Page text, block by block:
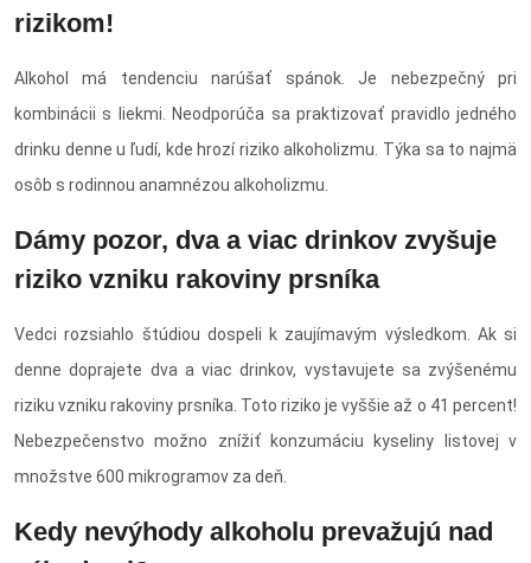
rizikom!
Alkohol má tendenciu narúšať spánok. Je nebezpečný pri
kombinácii s liekmi. Neodporúča sa praktizovať pravidlo jedného
drinku denne u ľudí, kde hrozí riziko alkoholizmu. Týka sa to najmä
osôb s rodinnou anamnézou alkoholizmu.
Dámy pozor, dva a viac drinkov zvyšuje
riziko vzniku rakoviny prsníka
Vedci rozsiahlo štúdiou dospeli k zaujímavým výsledkom. Ak si
denne doprajete dva a viac drinkov, vystavujete sa zvýšenému
riziku vzniku rakoviny prsníka. Toto riziko je vyššie až o 41 percent!
Nebezpečenstvo možno znížiť konzumáciu kyseliny listovej v
množstve 600 mikrogramov za deň.
Kedy nevýhody alkoholu prevažujú nad